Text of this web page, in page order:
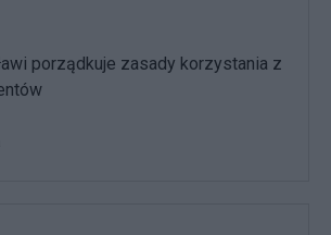
porządkuje zasady korzystania z